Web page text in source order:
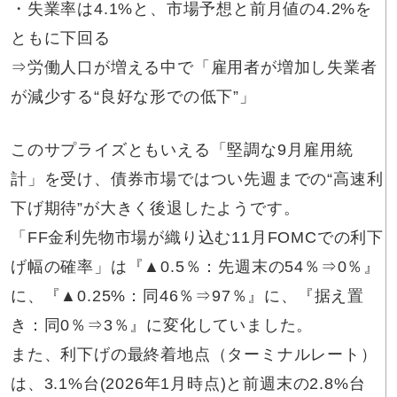
・失業率は4.1%と、市場予想と前月値の4.2%を
ともに下回る
⇒労働人口が増える中で「雇用者が増加し失業者
が減少する“良好な形での低下”」
このサプライズともいえる「堅調な9月雇用統
計」を受け、債券市場ではつい先週までの“高速利
下げ期待”が大きく後退したようです。
「FF金利先物市場が織り込む11月FOMCでの利下
げ幅の確率」は『▲0.5％：先週末の54％⇒0％』
に、『▲0.25%：同46％⇒97％』に、『据え置
き：同0％⇒3％』に変化していました。
また、利下げの最終着地点（ターミナルレート）
は、3.1%台(2026年1月時点)と前週末の2.8%台